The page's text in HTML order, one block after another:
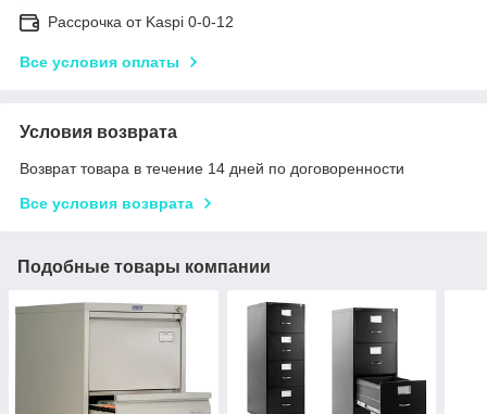
Рассрочка от Kaspi 0-0-12
Все условия оплаты
Условия возврата
Возврат товара в течение 14 дней по договоренности
Все условия возврата
Подобные товары компании